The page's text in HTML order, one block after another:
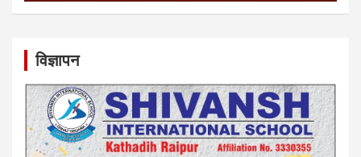
विज्ञापन